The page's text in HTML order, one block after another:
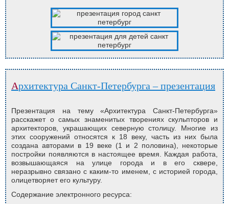
Архитектура Санкт-Петербурга – презентация
Презентация на тему «Архитектура Санкт-Петербурга»
расскажет о самых знаменитых творениях скульпторов и
архитекторов, украшающих северную столицу. Многие из
этих сооружений относятся к 18 веку, часть из них была
создана авторами в 19 веке (1 и 2 половина), некоторые
постройки появляются в настоящее время. Каждая работа,
возвышающаяся на улице города и в его сквере,
неразрывно связано с каким-то именем, с историей города,
олицетворяет его культуру.
Содержание электронного ресурса: